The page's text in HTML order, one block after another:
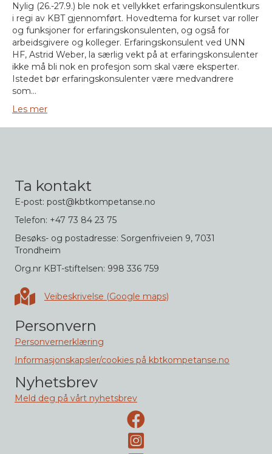
Nylig (26.-27.9.) ble nok et vellykket erfaringskonsulentkurs
i regi av KBT gjennomført. Hovedtema for kurset var roller
og funksjoner for erfaringskonsulenten, og også for
arbeidsgivere og kolleger. Erfaringskonsulent ved UNN
HF, Astrid Weber, la særlig vekt på at erfaringskonsulenter
ikke må bli nok en profesjon som skal være eksperter.
Istedet bør erfaringskonsulenter være medvandrere
som…
Les mer
Ta kontakt
E-post: post@kbtkompetanse.no
Telefon: +47 73 84 23 75
Besøks- og postadresse: Sorgenfriveien 9, 7031
Trondheim
Org.nr KBT-stiftelsen: 998 336 759
Veibeskrivelse i Google maps
Veibeskrivelse (Google maps)
Personvern
Personvernerklæring
Informasjonskapsler/cookies på kbtkompetanse.no
Nyhetsbrev
Meld deg på vårt nyhetsbrev
Facebook-side
Instagram